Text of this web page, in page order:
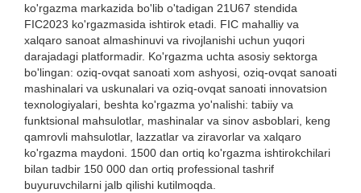
ko'rgazma markazida bo'lib o'tadigan 21U67 stendida
FIC2023 ko'rgazmasida ishtirok etadi. FIC mahalliy va
xalqaro sanoat almashinuvi va rivojlanishi uchun yuqori
darajadagi platformadir. Ko'rgazma uchta asosiy sektorga
bo'lingan: oziq-ovqat sanoati xom ashyosi, oziq-ovqat sanoati
mashinalari va uskunalari va oziq-ovqat sanoati innovatsion
texnologiyalari, beshta ko'rgazma yo'nalishi: tabiiy va
funktsional mahsulotlar, mashinalar va sinov asboblari, keng
qamrovli mahsulotlar, lazzatlar va ziravorlar va xalqaro
ko'rgazma maydoni. 1500 dan ortiq ko'rgazma ishtirokchilari
bilan tadbir 150 000 dan ortiq professional tashrif
buyuruvchilarni jalb qilishi kutilmoqda.